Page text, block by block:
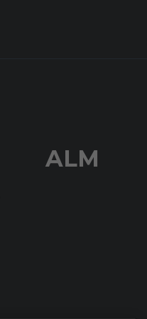
ALM